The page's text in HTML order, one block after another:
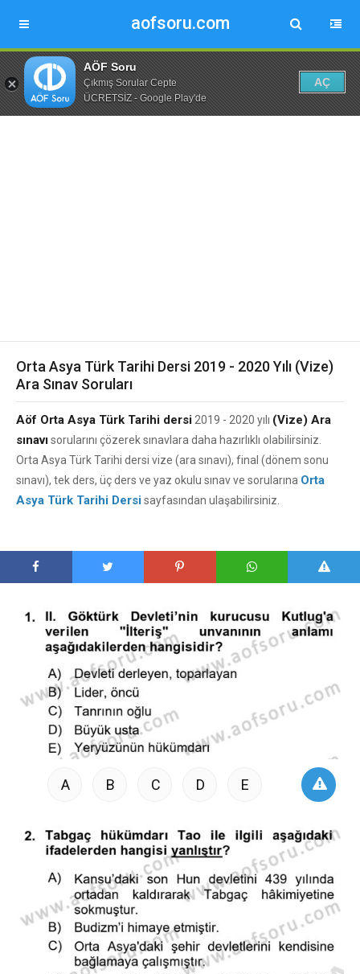
aofsoru.com
AÖF Soru
Çıkmış Sorular Cepte
ÜCRETSİZ - Google Play'de
AÇ
Orta Asya Türk Tarihi Dersi 2019 - 2020 Yılı (Vize)
Ara Sınav Soruları
Aöf Orta Asya Türk Tarihi dersi 2019 - 2020 yılı (Vize) Ara
sınavısorularını çözerek sınavlara daha hazırlıklı olabilirsiniz.
Orta Asya Türk Tarihi dersi vize (ara sınavı), final (dönem sonu
sınavı), tek ders, üç ders ve yaz okulu sınav ve sorularına Orta
Asya Türk Tarihi Dersisayfasından ulaşabilirsiniz.
A B C D E